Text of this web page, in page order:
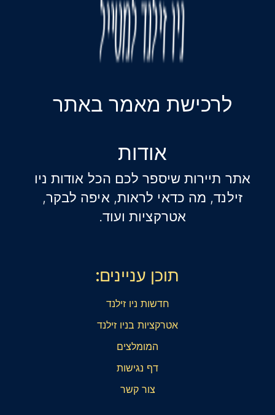
לרכישת מאמר באתר
אודות
אתר תיירות שיספר לכם הכל אודות ניו
זילנד, מה כדאי לראות, איפה לבקר,
אטרקציות ועוד.
תוכן עניינים:
חדשות ניו זילנד
אטרקציות בניו זילנד
המומלצים
דף נגישות
צור קשר